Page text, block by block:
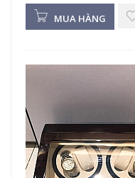
MUA HÀNG